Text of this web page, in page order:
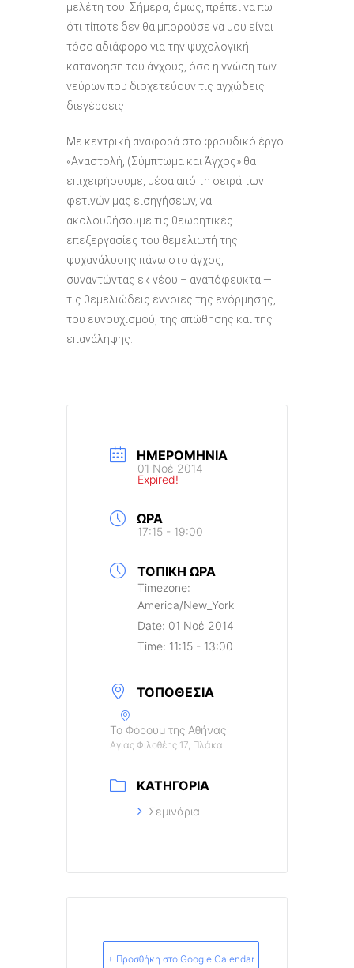
μελέτη του. Σήμερα, όμως, πρέπει να πω
ότι τίποτε δεν θα μπορούσε να μου είναι
τόσο αδιάφορο για την ψυχολογική
κατανόηση του άγχους, όσο η γνώση των
νεύρων που διοχετεύουν τις αγχώδεις
διεγέρσεις
Με κεντρική αναφορά στο φροϋδικό έργο
«Αναστολή, (Σύμπτωμα και Άγχος» θα
επιχειρήσουμε, μέσα από τη σειρά των
φετινών μας εισηγήσεων, να
ακολουθήσουμε τις θεωρητικές
επεξεργασίες του θεμελιωτή της
ψυχανάλυσης πάνω στο άγχος,
συναντώντας εκ νέου – αναπόφευκτα —
τις θεμελιώδεις έννοιες της ενόρμησης,
του ευνουχισμού, της απώθησης και της
επανάληψης.
ΗΜΕΡΟΜΗΝΊΑ
01 Νοέ 2014
Expired!
ΏΡΑ
17:15 - 19:00
ΤΟΠΙΚΉ ΏΡΑ
Timezone:
America/New_York
Date: 01 Νοέ 2014
Time: 11:15 - 13:00
ΤΟΠΟΘΕΣΊΑ
Το Φόρουμ της Αθήνας
Αγίας Φιλοθέης 17, Πλάκα
ΚΑΤΗΓΟΡΊΑ
Σεμινάρια
+ Προσθήκη στο Google Calendar